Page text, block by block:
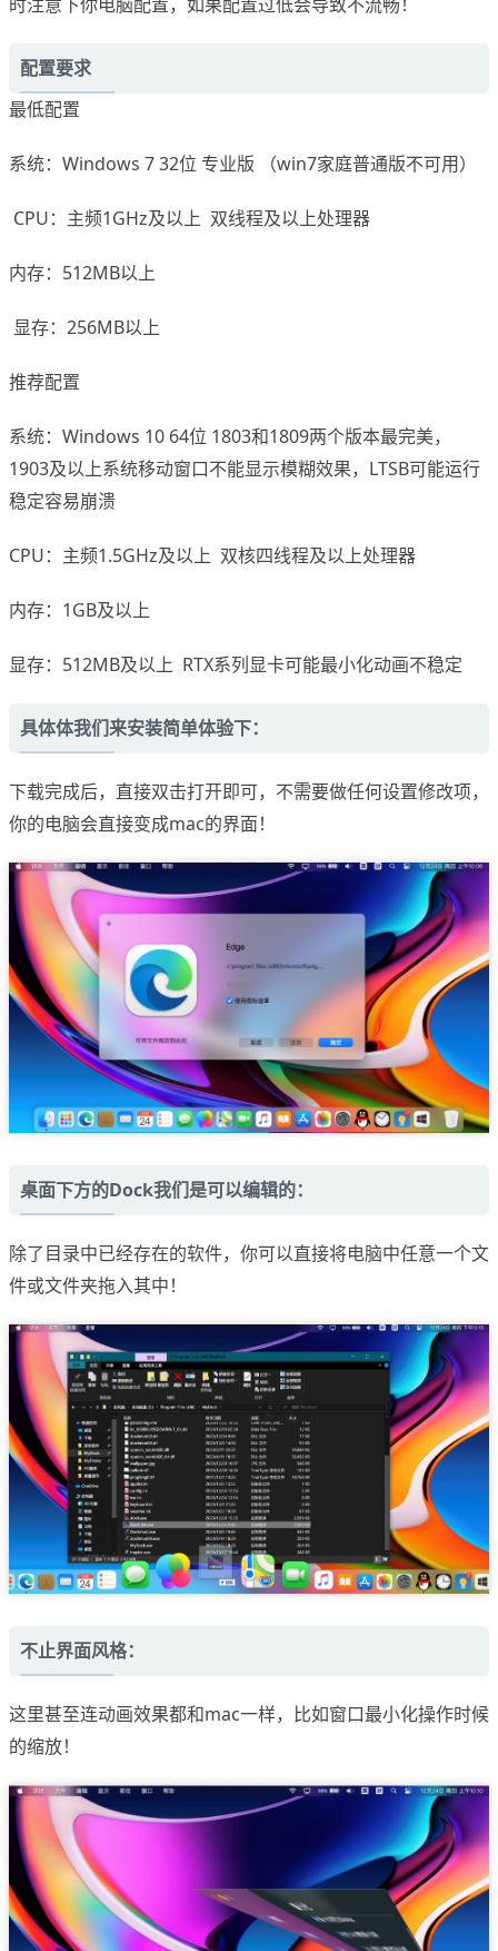
配置要求
最低配置
系统：Windows 7 32位 专业版 （win7家庭普通版不可用）
CPU：主频1GHz及以上 双线程及以上处理器
内存：512MB以上
显存：256MB以上
推荐配置
系统：Windows 10 64位 1803和1809两个版本最完美，
1903及以上系统移动窗口不能显示模糊效果，LTSB可能运行
稳定容易崩溃
CPU：主频1.5GHz及以上 双核四线程及以上处理器
内存：1GB及以上
显存：512MB及以上 RTX系列显卡可能最小化动画不稳定
具体体我们来安装简单体验下：
下载完成后，直接双击打开即可，不需要做任何设置修改项，
你的电脑会直接变成mac的界面！
桌面下方的Dock我们是可以编辑的：
除了目录中已经存在的软件，你可以直接将电脑中任意一个文
件或文件夹拖入其中！
不止界面风格：
这里甚至连动画效果都和mac一样，比如窗口最小化操作时候
的缩放！